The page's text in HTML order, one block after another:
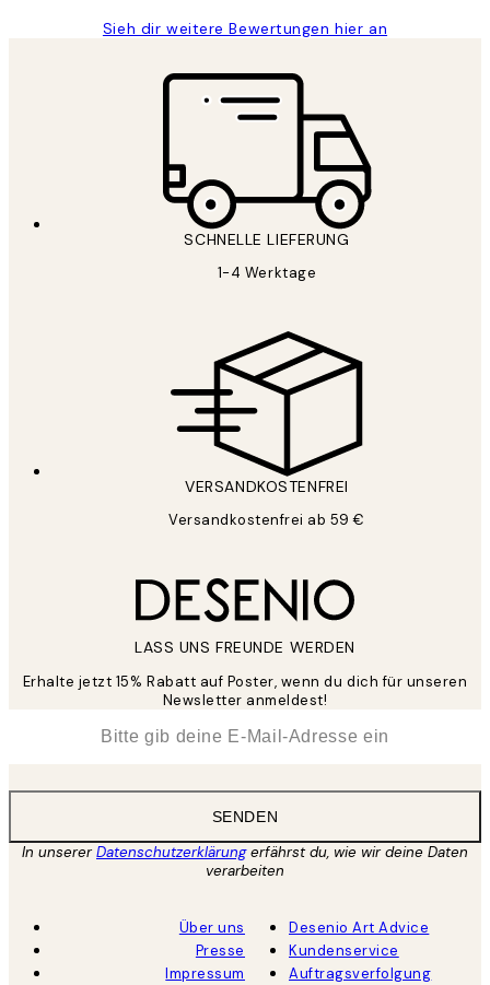
Sieh dir weitere Bewertungen hier an
SCHNELLE LIEFERUNG
1-4 Werktage
VERSANDKOSTENFREI
Versandkostenfrei ab 59 €
LASS UNS FREUNDE WERDEN
Erhalte jetzt 15% Rabatt auf Poster, wenn du dich für unseren
Newsletter anmeldest!
SENDEN
In unsererDatenschutzerklärungerfährst du, wie wir deine Daten
verarbeiten
Über uns
Presse
Impressum
Desenio Art Advice
Kundenservice
Auftragsverfolgung